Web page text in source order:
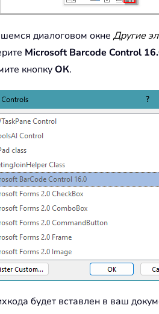
диалоговом окне Другие
Microsoft Barcode Control
кнопкуОК.
будет вставлен в ваш